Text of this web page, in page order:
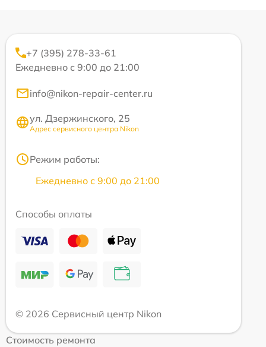
+7 (395) 278-33-61
Ежедневно с 9:00 до 21:00
info@nikon-repair-center.ru
ул. Дзержинского, 25
Адрес сервисного центра Nikon
Режим работы:
Ежедневно с 9:00 до 21:00
Способы оплаты
© 2026 Сервисный центр Nikon
Стоимость ремонта